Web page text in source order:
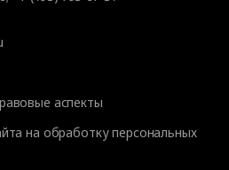
аспекты
на обработку персональных